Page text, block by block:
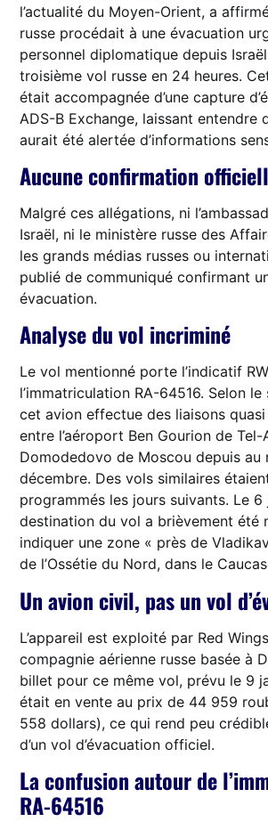
l’actualité du Moyen-Orient, a
russe procédait à une évacuation
personnel diplomatique depuis
troisième vol russe en 24 heures.
était accompagnée d’une capture
ADS-B Exchange, laissant entendre
aurait été alertée d’informations
Aucune confirmation
Malgré ces allégations, ni
Israël, ni le ministère russe des
les grands médias russes ou
publié de communiqué confirmant
évacuation.
Analyse du vol incriminé
Le vol mentionné porte l’indicatif
l’immatriculation RA-64516. Selon
cet avion effectue des liaisons
entre l’aéroport Ben Gourion de Tel-
Domodedovo de Moscou depuis au
décembre. Des vols similaires
programmés les jours suivants. Le 6
destination du vol a brièvement été
indiquer une zone « près de
de l’Ossétie du Nord, dans le
Un avion civil, pas un vol
L’appareil est exploité par Red
compagnie aérienne russe basée à
billet pour ce même vol, prévu le 9
était en vente au prix de 44 959
558 dollars), ce qui rend peu
d’un vol d’évacuation officiel.
La confusion autour de
RA-64516